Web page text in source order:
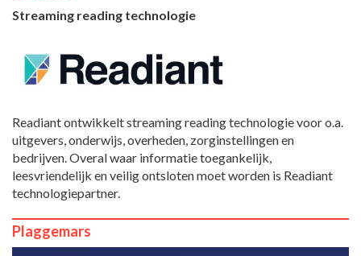
Streaming reading technologie
Readiant ontwikkelt streaming reading technologie voor o.a.
uitgevers, onderwijs, overheden, zorginstellingen en
bedrijven. Overal waar informatie toegankelijk,
leesvriendelijk en veilig ontsloten moet worden is Readiant
technologiepartner.
Plaggemars